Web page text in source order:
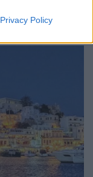
Privacy Policy